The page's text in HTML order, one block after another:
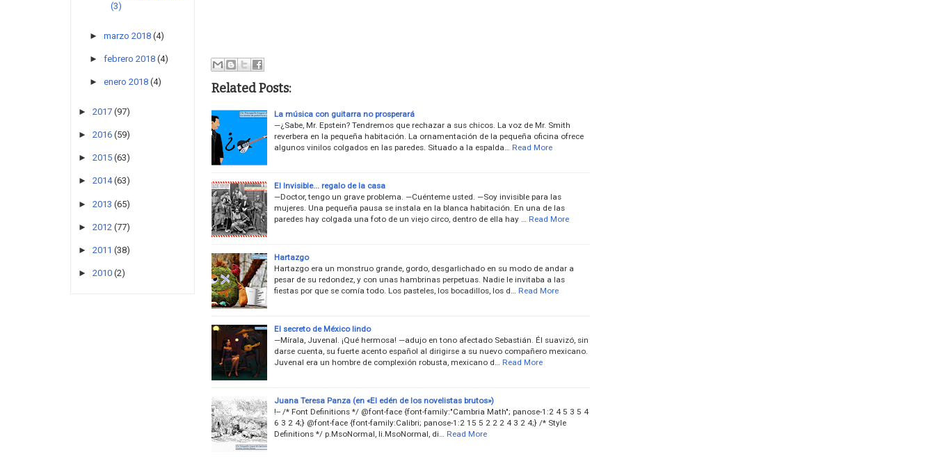
Related Posts:
La música con guitarra no prosperará
—¿Sabe, Mr. Epstein? Tendremos que rechazar a sus chicos. La voz de Mr. Smith
reverbera en la pequeña habitación. La ornamentación de la pequeña oficina ofrece
algunos vinilos colgados en las paredes. Situado a la espalda…
Read More
El Invisible... regalo de la casa
—Doctor, tengo un grave problema. —Cuénteme usted. —Soy invisible para las
mujeres. Una pequeña pausa se instala en la blanca habitación. En una de las
paredes hay colgada una foto de un viejo circo, dentro de ella hay …
Read More
Hartazgo
Hartazgo era un monstruo grande, gordo, desgarlichado en su modo de andar a
pesar de su redondez, y con unas hambrinas perpetuas. Nadie le invitaba a las
fiestas por que se comía todo. Los pasteles, los bocadillos, los d…
Read More
El secreto de México lindo
—Mírala, Juvenal. ¡Qué hermosa! —adujo en tono afectado Sebastián. Él suavizó, sin
darse cuenta, su fuerte acento español al dirigirse a su nuevo compañero mexicano.
Juvenal era un hombre de complexión robusta, mexicano d…
Read More
Juana Teresa Panza (en «El edén de los novelistas brutos»)
!-- /* Font Definitions */ @font-face {font-family:"Cambria Math"; panose-1:2 4 5 3 5 4
6 3 2 4;} @font-face {font-family:Calibri; panose-1:2 15 5 2 2 2 4 3 2 4;} /* Style
Definitions */ p.MsoNormal, li.MsoNormal, di…
Read More
(3)
► marzo 2018 (4)
► febrero 2018 (4)
► enero 2018 (4)
► 2017 (97)
► 2016 (59)
► 2015 (63)
► 2014 (63)
► 2013 (65)
► 2012 (77)
► 2011 (38)
► 2010 (2)